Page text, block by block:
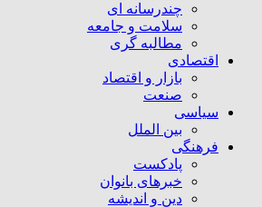
چندرسانه ای
سلامت و جامعه
مطالبه گری
اقتصادی
بازار و اقتصاد
صنعت
سیاسی
بین الملل
فرهنگی
پادکست
خبرهای بانوان
دین و اندیشه